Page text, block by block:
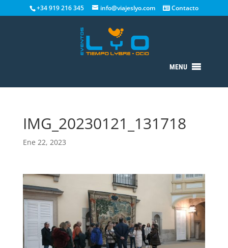
+34 919 216 345 info@viajeslyo.com Contacto
MENU
IMG_20230121_131718
Ene 22, 2023